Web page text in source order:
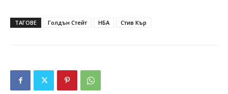
ТАГОВЕ Голдън Стейт НБА Стив Кър